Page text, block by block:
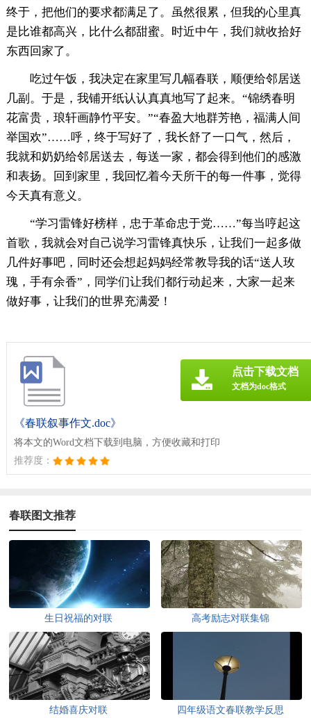
终于，把他们的要求都满足了。虽然很累，但我的心里真
是比谁都高兴，比什么都甜蜜。时近中午，我们就收拾好
东西回家了。
吃过午饭，我决定在家里写几幅春联，顺便给邻居送
几副。于是，我铺开纸认认真真地写了起来。“锦绣春明
花富贵，琅轩画静竹平安。”“春盈大地群芳艳，福满人间
举国欢”……呼，终于写好了，我长舒了一口气，然后，
我就和奶奶给邻居送去，每送一家，都会得到他们的感激
和表扬。回到家里，我回忆着今天所干的每一件事，觉得
今天真有意义。
“学习雷锋好榜样，忠于革命忠于党……”每当哼起这
首歌，我就会对自己说学习雷锋真快乐，让我们一起多做
几件好事吧，同时还会想起妈妈经常教导我的话“送人玫
瑰，手有余香”，同学们让我们都行动起来，大家一起来
做好事，让我们的世界充满爱！
《春联叙事作文.doc》
将本文的Word文档下载到电脑，方便收藏和打印
推荐度：
点击下载文档
文档为doc格式
春联图文推荐
生日祝福的对联 高考励志对联集锦
结婚喜庆对联 四年级语文春联教学反思